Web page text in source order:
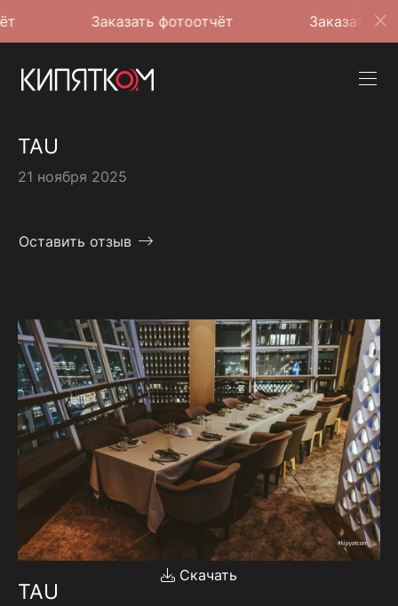
Заказать фотоотчёт Заказать фотоотчёт
TAU
21 ноября 2025
Оставить отзыв
Скачать
TAU